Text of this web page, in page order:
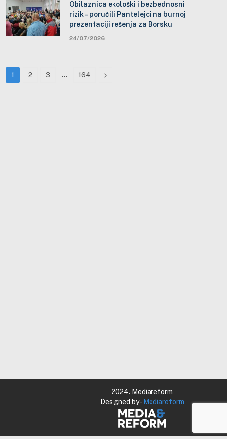
Obilaznica ekološki i bezbednosni
rizik – poručili Pantelejci na burnoj
prezentaciji rešenja za Borsku
24/07/2026
1 2 3 … 164 Next
2024. Mediareform
Designed by - Mediareform